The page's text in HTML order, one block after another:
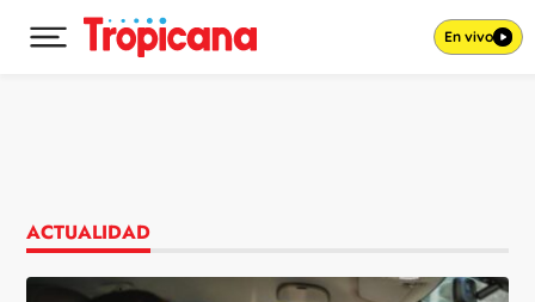
Desplegar menú principal En vivo
ACTUALIDAD